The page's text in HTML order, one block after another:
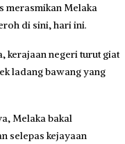
merasmikan Melaka
di sini, hari ini.
kerajaan negeri turut giat
ladang bawang yang
Melaka bakal
selepas kejayaan